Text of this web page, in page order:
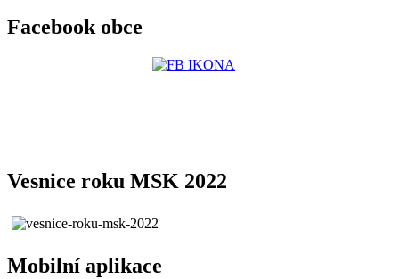
Facebook obce
Vesnice roku MSK 2022
Mobilní aplikace